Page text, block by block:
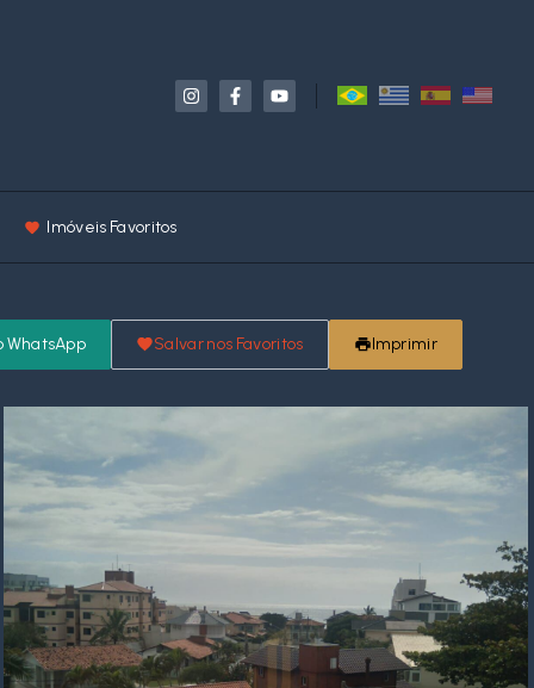
Imóveis Favoritos
WhatsApp Salvar nos Favoritos Imprimir